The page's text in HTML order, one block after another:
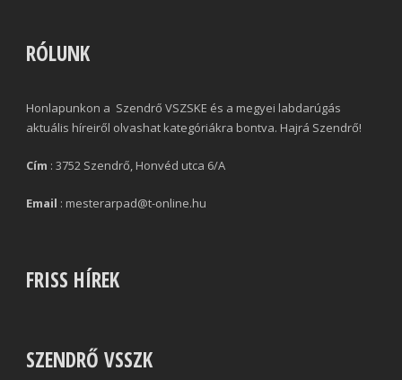
RÓLUNK
Honlapunkon a Szendrő VSZSKE és a megyei labdarúgás
aktuális híreiről olvashat kategóriákra bontva. Hajrá Szendrő!
Cím : 3752 Szendrő, Honvéd utca 6/A
Email : mesterarpad@t-online.hu
FRISS HÍREK
SZENDRŐ VSSZK